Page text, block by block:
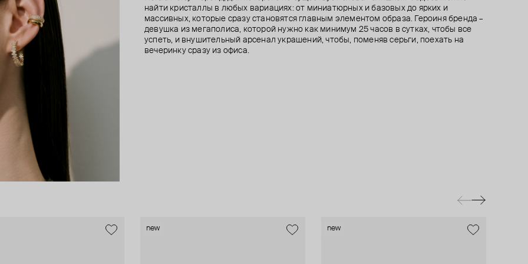
найти кристаллы в любых вариациях: от миниатюрных и базовых до ярких и
массивных, которые сразу становятся главным элементом образа. Героиня бренда –
девушка из мегаполиса, которой нужно как минимум 25 часов в сутках, чтобы все
успеть, и внушительный арсенал украшений, чтобы, поменяв серьги, поехать на
вечеринку сразу из офиса.
new new
new